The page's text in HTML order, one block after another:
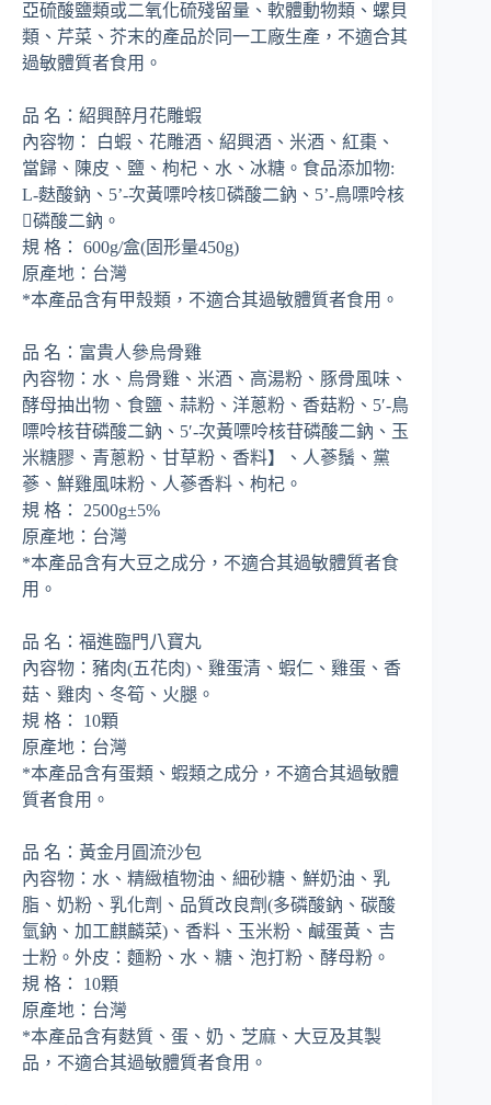
亞硫酸鹽類或二氧化硫殘留量、軟體動物類、螺貝
類、芹菜、芥末的產品於同一工廠生產，不適合其
過敏體質者食用。
品 名：紹興醉月花雕蝦
內容物： 白蝦、花雕酒、紹興酒、米酒、紅棗、
當歸、陳皮、鹽、枸杞、水、冰糖。食品添加物:
L-麩酸鈉、5’-次黃嘌呤核磷酸二鈉、5’-鳥嘌呤核
磷酸二鈉。
規 格： 600g/盒(固形量450g)
原產地：台灣
*本產品含有甲殼類，不適合其過敏體質者食用。
品 名：富貴人參烏骨雞
內容物：水、烏骨雞、米酒、高湯粉、豚骨風味、
酵母抽出物、食鹽、蒜粉、洋蔥粉、香菇粉、5′-鳥
嘌呤核苷磷酸二鈉、5′-次黃嘌呤核苷磷酸二鈉、玉
米糖膠、青蔥粉、甘草粉、香料】、人蔘鬚、黨
蔘、鮮雞風味粉、人蔘香料、枸杞。
規 格： 2500g±5%
原產地：台灣
*本產品含有大豆之成分，不適合其過敏體質者食
用。
品 名：福進臨門八寶丸
內容物：豬肉(五花肉)、雞蛋清、蝦仁、雞蛋、香
菇、雞肉、冬筍、火腿。
規 格： 10顆
原產地：台灣
*本產品含有蛋類、蝦類之成分，不適合其過敏體
質者食用。
品 名：黃金月圓流沙包
內容物：水、精緻植物油、細砂糖、鮮奶油、乳
脂、奶粉、乳化劑、品質改良劑(多磷酸鈉、碳酸
氫鈉、加工麒麟菜)、香料、玉米粉、鹹蛋黃、吉
士粉。外皮：麵粉、水、糖、泡打粉、酵母粉。
規 格： 10顆
原產地：台灣
*本產品含有麩質、蛋、奶、芝麻、大豆及其製
品，不適合其過敏體質者食用。